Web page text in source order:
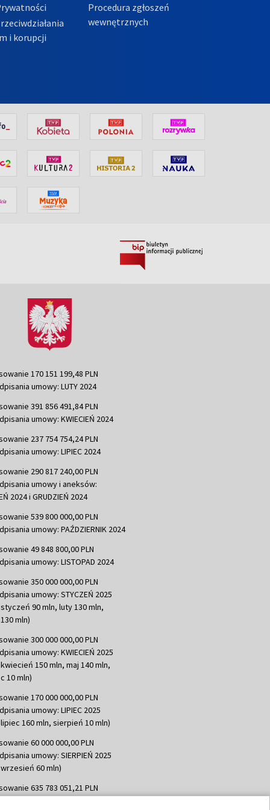
i korupcji
Procedura zgłoszeń
wewnętrznych
170 151 199,48 PLN
umowy: LUTY 2024
391 856 491,84 PLN
umowy: KWIECIEŃ 2024
237 754 754,24 PLN
umowy: LIPIEC 2024
290 817 240,00 PLN
umowy i aneksów:
2024 i GRUDZIEŃ 2024
539 800 000,00 PLN
umowy: PAŹDZIERNIK 2024
49 848 800,00 PLN
umowy: LISTOPAD 2024
350 000 000,00 PLN
umowy: STYCZEŃ 2025
90 mln, luty 130 mln,
mln)
300 000 000,00 PLN
umowy: KWIECIEŃ 2025
150 mln, maj 140 mln,
10 mln)
170 000 000,00 PLN
umowy: LIPIEC 2025
160 mln, sierpień 10 mln)
60 000 000,00 PLN
umowy: SIERPIEŃ 2025
60 mln)
635 783 051,21 PLN